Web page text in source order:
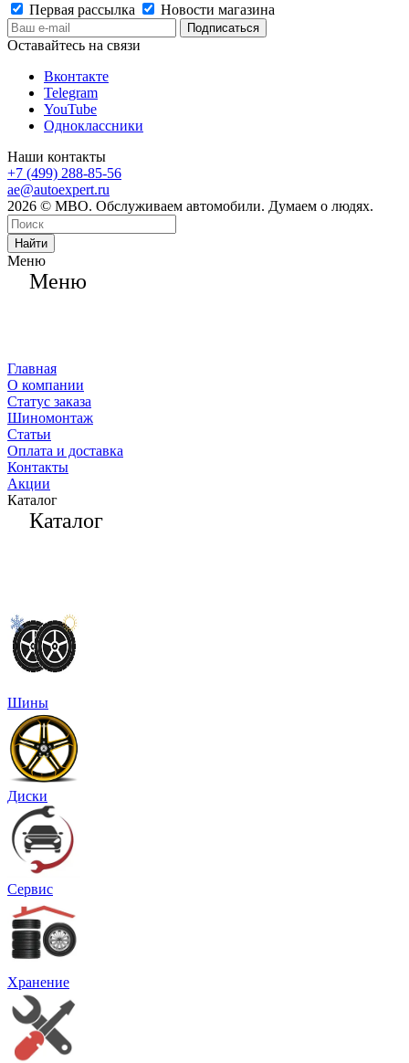
Первая рассылка
Новости магазина
Оставайтесь на связи
Вконтакте
Telegram
YouTube
Одноклассники
Наши контакты
+7 (499) 288-85-56
ae@autoexpert.ru
2026 © МВО. Обслуживаем автомобили. Думаем о людях.
Найти
Меню
Меню
Главная
О компании
Статус заказа
Шиномонтаж
Статьи
Оплата и доставка
Контакты
Акции
Каталог
Каталог
Шины
Диски
Сервис
Хранение